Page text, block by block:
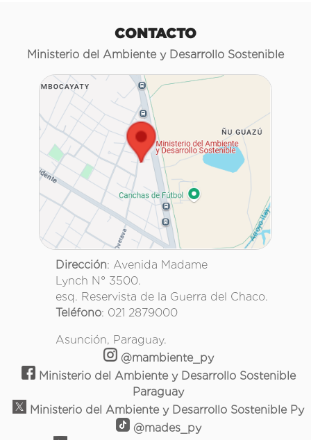
CONTACTO
Ministerio del Ambiente y Desarrollo Sostenible
Dirección: Avenida Madame
Lynch N° 3500.
esq. Reservista de la Guerra del Chaco.
Teléfono: 021 2879000
Asunción, Paraguay.
@mambiente_py
Ministerio del Ambiente y Desarrollo Sostenible
Paraguay
Ministerio del Ambiente y Desarrollo Sostenible Py
@mades_py